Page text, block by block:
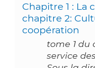
Chapitre 1 : La
chapitre 2:
coopération
tome 1 du
service